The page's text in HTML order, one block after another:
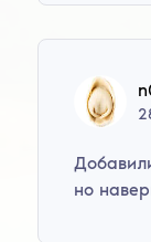
но